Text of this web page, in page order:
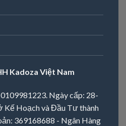
Kadoza Việt Nam
Ngày cấp: 28-
Kế Hoạch và Đầu Tư thành
369168688 - Ngân Hàng